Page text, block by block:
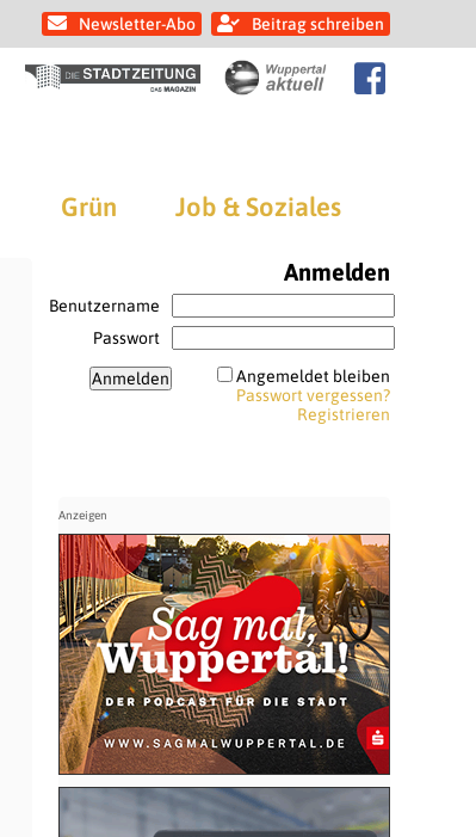
Newsletter-Abo Beitrag schreiben
Grün Job & Soziales
Anmelden
Benutzername
Passwort
Angemeldet bleiben
Passwort vergessen?
Registrieren